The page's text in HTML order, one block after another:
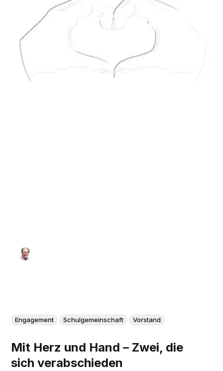
Engagement Schulgemeinschaft Vorstand
Mit Herz und Hand – Zwei, die
sich verabschieden